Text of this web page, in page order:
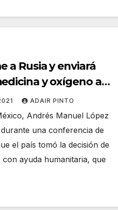
a Rusia y enviará
y oxígeno a
ADAIR PINTO
Andrés Manuel López
una conferencia de
el país tomó la decisión de
ayuda humanitaria, que